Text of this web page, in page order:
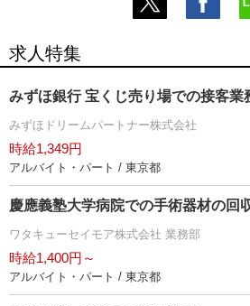
求人特集
みずほ銀行 宝くじ売り場での接客業
みずほドリームパートナー株式会社
時給1,349円
アルバイト・パート / 東京都
慶應義塾大学病院での手術器材の回
ワタキューセイモア株式会社 業務部
時給1,400円～
アルバイト・パート / 東京都